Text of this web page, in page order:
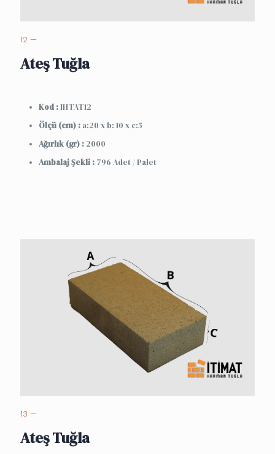
12 —
Ateş Tuğla
Kod :IHTAT12
Ölçü (cm) : a:20 x b: 10 x c:5
Ağırlık (gr) : 2000
Ambalaj Şekli : 796 Adet / Palet
13 —
Ateş Tuğla